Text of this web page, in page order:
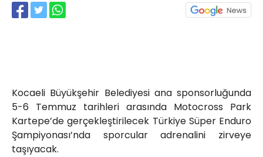
Kocaeli Büyükşehir Belediyesi ana sponsorluğunda
5-6 Temmuz tarihleri arasında Motocross Park
Kartepe’de gerçekleştirilecek Türkiye Süper Enduro
Şampiyonası’nda sporcular adrenalini zirveye
taşıyacak.